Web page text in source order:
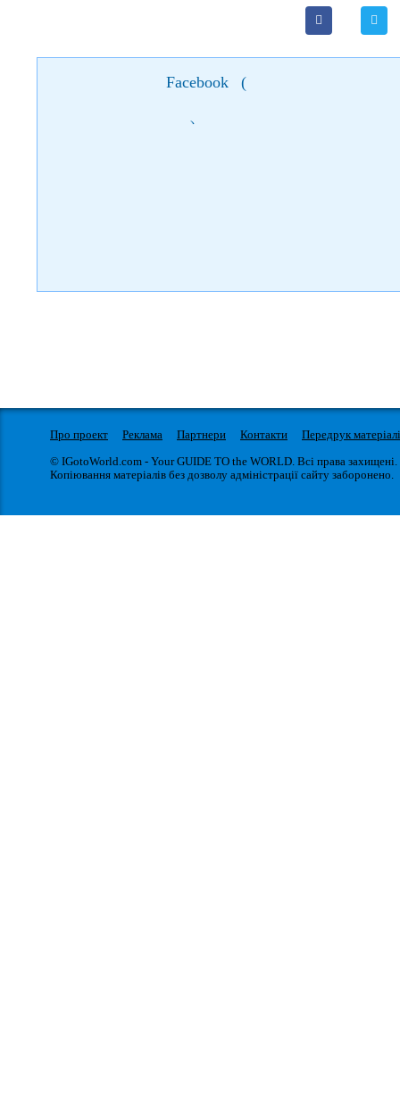
Facebook (
)
Про проект Реклама Партнери Контакти
Передрук
© IGotoWorld.com - Your GUIDE TO the WORLD. Всі права захищені.
Копіювання матеріалів без дозволу адміністрації сайту заборонено.